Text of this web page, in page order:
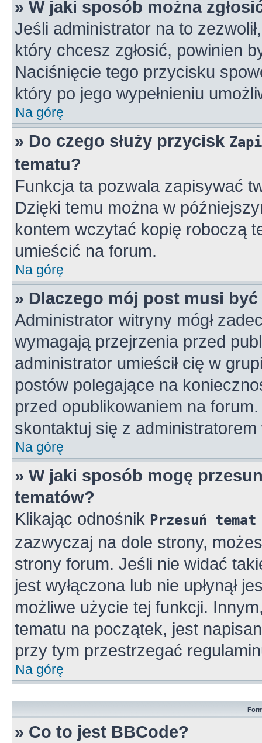
» W jaki sposób można
Jeśli administrator na to
który chcesz zgłosić, powinien
Naciśnięcie tego przycisku
który po jego wypełnieniu
Na górę
» Do czego służy przycisk
tematu?
Funkcja ta pozwala zapisywać
Dzięki temu można w
kontem wczytać kopię roboczą
umieścić na forum.
Na górę
» Dlaczego mój post musi
Administrator witryny mógł
wymagają przejrzenia przed
administrator umieścił cię w
postów polegające na
przed opublikowaniem na
skontaktuj się z administratorem
Na górę
» W jaki sposób mogę
tematów?
Klikając odnośnik Przesuń
zazwyczaj na dole strony,
strony forum. Jeśli nie widać
jest wyłączona lub nie upłynął
możliwe użycie tej funkcji.
tematu na początek, jest
przy tym przestrzegać
Na górę
» Co to jest BBCode?